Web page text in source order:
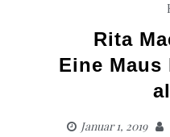
Rita
Eine Maus
Januar 1, 2019